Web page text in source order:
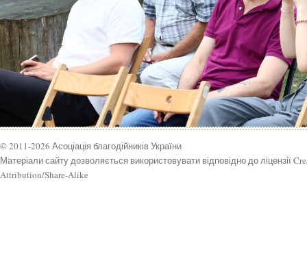
© 2011-2026 Асоціація благодійників України
Матеріали сайту дозволяється використовувати відповідно до ліцензії
Attribution/Share-Alike